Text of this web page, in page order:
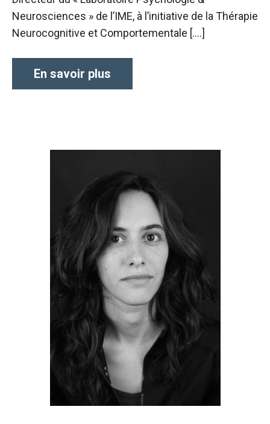
Neurosciences » de l’IME, à l’initiative de la Thérapie
Neurocognitive et Comportementale [….]
En savoir plus